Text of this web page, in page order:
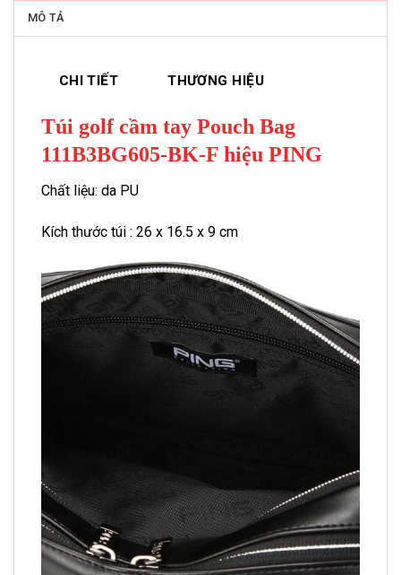
MÔ TẢ
CHI TIẾT THƯƠNG HIỆU
Túi golf cầm tay Pouch Bag
111B3BG605-BK-F hiệu PING
Chất liệu: da PU
Kích thước túi : 26 x 16.5 x 9 cm